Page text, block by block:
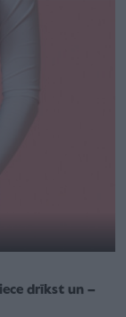
drīkst un –